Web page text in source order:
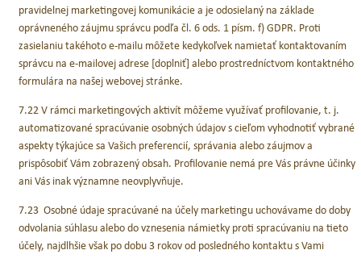
pravidelnej marketingovej komunikácie a je odosielaný na základe
oprávneného záujmu správcu podľa čl. 6 ods. 1 písm. f) GDPR. Proti
zasielaniu takéhoto e-mailu môžete kedykoľvek namietať kontaktovaním
správcu na e-mailovej adrese [doplniť] alebo prostredníctvom kontaktného
formulára na našej webovej stránke.
7.22 V rámci marketingových aktivít môžeme využívať profilovanie, t. j.
automatizované spracúvanie osobných údajov s cieľom vyhodnotiť vybrané
aspekty týkajúce sa Vašich preferencií, správania alebo záujmov a
prispôsobiť Vám zobrazený obsah. Profilovanie nemá pre Vás právne účinky
ani Vás inak významne neovplyvňuje.
7.23 Osobné údaje spracúvané na účely marketingu uchovávame do doby
odvolania súhlasu alebo do vznesenia námietky proti spracúvaniu na tieto
účely, najdlhšie však po dobu 3 rokov od posledného kontaktu s Vami